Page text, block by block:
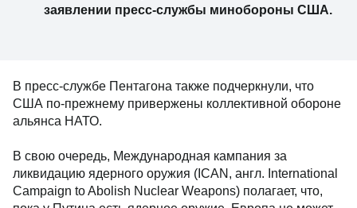
заявлении пресс-службы минобороны США.
В пресс-службе Пентагона также подчеркнули, что
США по-прежнему привержены коллективной обороне
альянса НАТО.
В свою очередь, Международная кампания за
ликвидацию ядерного оружия (ICAN, англ. International
Campaign to Abolish Nuclear Weapons) полагает, что,